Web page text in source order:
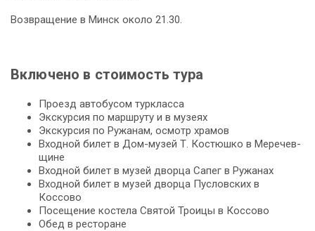
Включено в стоимость тура
Проезд автобусом туркласса
Экскурсия по маршруту и в музеях
Экс­кур­сия по Ружанам, осмотр хра­мов
Входной би­лет в Дом-музей Т. Ко­стюш­ко в Ме­ре­чев­
щи­не
Входной билет в музей дворца Сапег в Ружанах
Входной билет в музей дворца Пусловских в
Коссово
По­се­ще­ние ко­сте­ла Свя­той Тро­и­цы в Кос­со­во
Обед в ресторане